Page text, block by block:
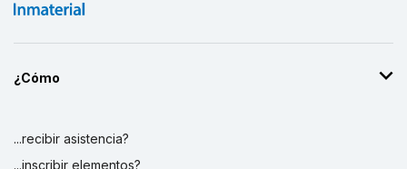
¿Cómo
...recibir asistencia?
...inscribir elementos?